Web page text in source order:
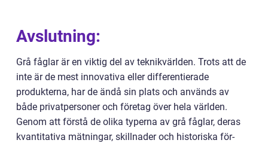
Avslutning:
Grå fåglar är en viktig del av teknikvärlden. Trots att de
inte är de mest innovativa eller differentierade
produkterna, har de ändå sin plats och används av
både privatpersoner och företag över hela världen.
Genom att förstå de olika typerna av grå fåglar, deras
kvantitativa mätningar, skillnader och historiska för-